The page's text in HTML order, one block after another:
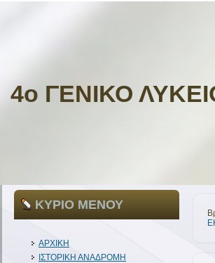
4ο ΓΕΝΙΚΟ
ΚΥΡΙΟ ΜΕΝΟΥ
ΑΡΧΙΚΗ
ΙΣΤΟΡΙΚΗ ΑΝΑΔΡΟΜΗ